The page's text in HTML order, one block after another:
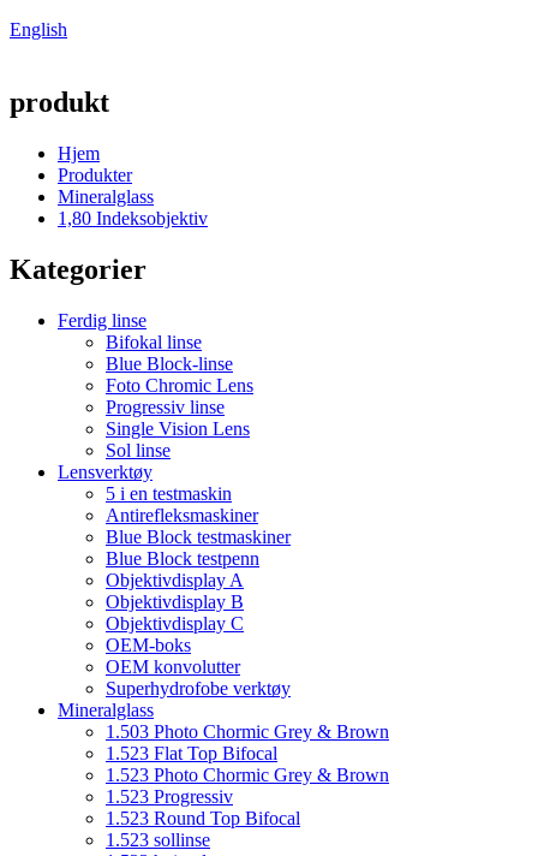
English
produkt
Hjem
Produkter
Mineralglass
1,80 Indeksobjektiv
Kategorier
Ferdig linse
Bifokal linse
Blue Block-linse
Foto Chromic Lens
Progressiv linse
Single Vision Lens
Sol linse
Lensverktøy
5 i en testmaskin
Antirefleksmaskiner
Blue Block testmaskiner
Blue Block testpenn
Objektivdisplay A
Objektivdisplay B
Objektivdisplay C
OEM-boks
OEM konvolutter
Superhydrofobe verktøy
Mineralglass
1.503 Photo Chormic Grey & Brown
1.523 Flat Top Bifocal
1.523 Photo Chormic Grey & Brown
1.523 Progressiv
1.523 Round Top Bifocal
1.523 sollinse